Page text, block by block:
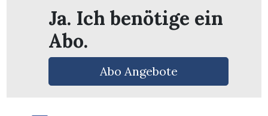
Ja. Ich benötige ein
Abo.
Abo Angebote